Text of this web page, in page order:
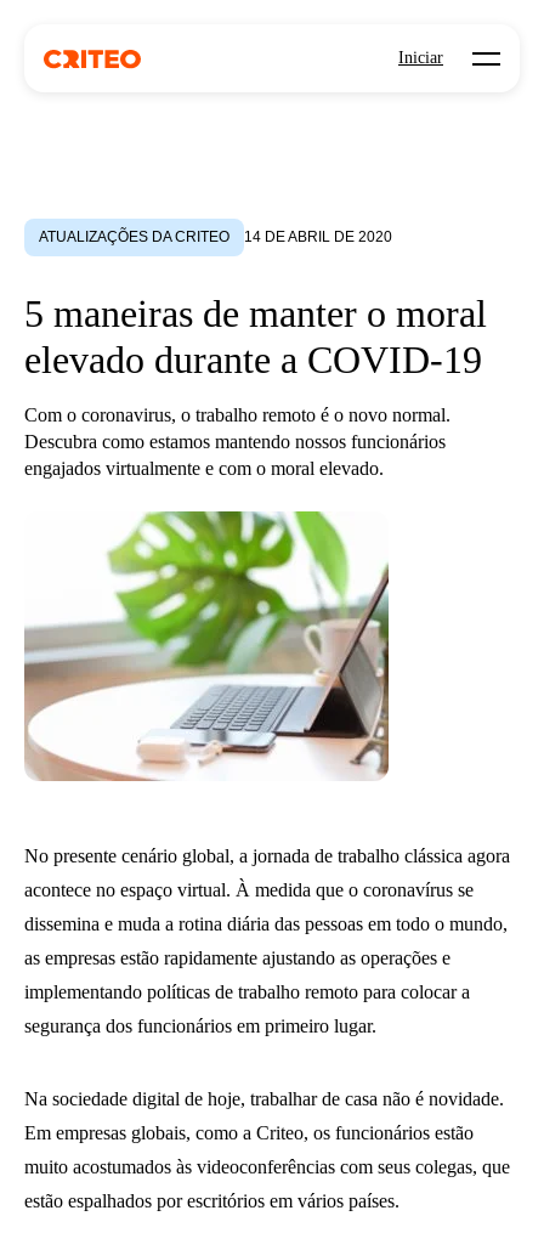
Iniciar Open
ATUALIZAÇÕES DA CRITEO 14 DE ABRIL DE 2020
5 maneiras de manter o moral
elevado durante a COVID-19
Com o coronavirus, o trabalho remoto é o novo normal.
Descubra como estamos mantendo nossos funcionários
engajados virtualmente e com o moral elevado.
No presente cenário global, a jornada de trabalho clássica agora
acontece no espaço virtual. À medida que o coronavírus se
dissemina e muda a rotina diária das pessoas em todo o mundo,
as empresas estão rapidamente ajustando as operações e
implementando políticas de trabalho remoto para colocar a
segurança dos funcionários em primeiro lugar.
Na sociedade digital de hoje, trabalhar de casa não é novidade.
Em empresas globais, como a Criteo, os funcionários estão
muito acostumados às videoconferências com seus colegas, que
estão espalhados por escritórios em vários países.